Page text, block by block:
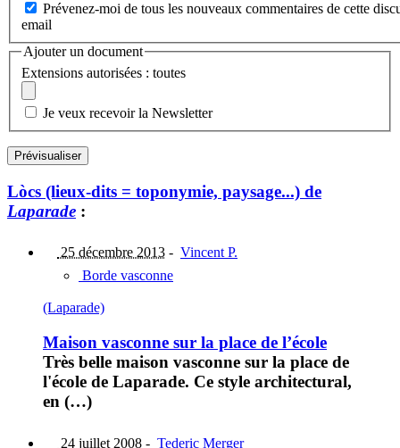
Prévenez-moi de tous les nouveaux commentaires de cette
email
Ajouter un document
Extensions autorisées : toutes
Je veux recevoir la Newsletter
Lòcs (lieux-dits = toponymie, paysage...) de
Laparade :
25 décembre 2013 - Vincent P.
Borde vasconne
(Laparade)
Maison vasconne sur la place de l’école
Très belle maison vasconne sur la place de
l'école de Laparade. Ce style architectural,
en (…)
24 juillet 2008 - Tederic Merger